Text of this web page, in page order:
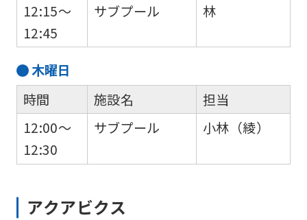
12:15～
12:45
サブプール
林
木曜日
時間
12:00～
12:30
施設名
サブプール
担当
小林（綾）
アクアビクス